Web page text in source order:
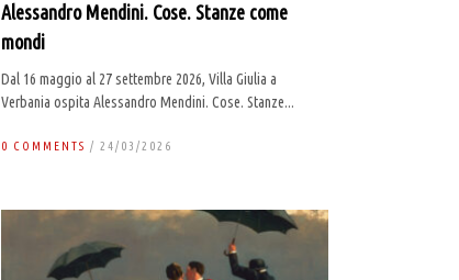
Alessandro Mendini. Cose. Stanze come
mondi
Dal 16 maggio al 27 settembre 2026, Villa Giulia a
Verbania ospita Alessandro Mendini. Cose. Stanze...
0 COMMENTS / 24/03/2026